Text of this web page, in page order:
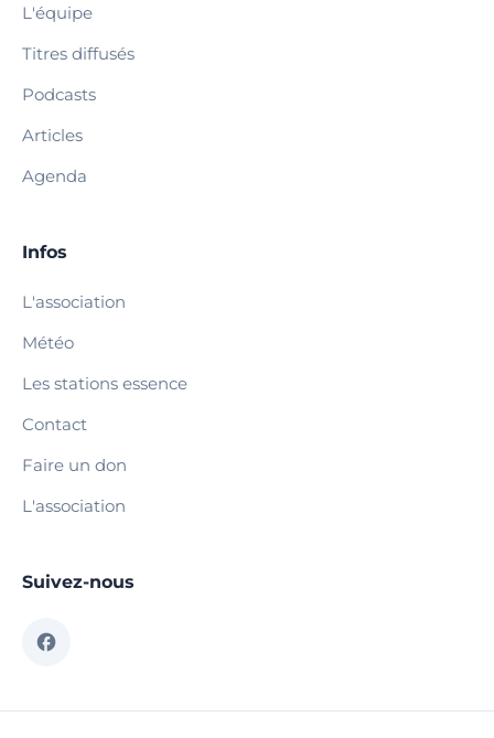
L'équipe
Titres diffusés
Podcasts
Articles
Agenda
Infos
L'association
Météo
Les stations essence
Contact
Faire un don
L'association
Suivez-nous